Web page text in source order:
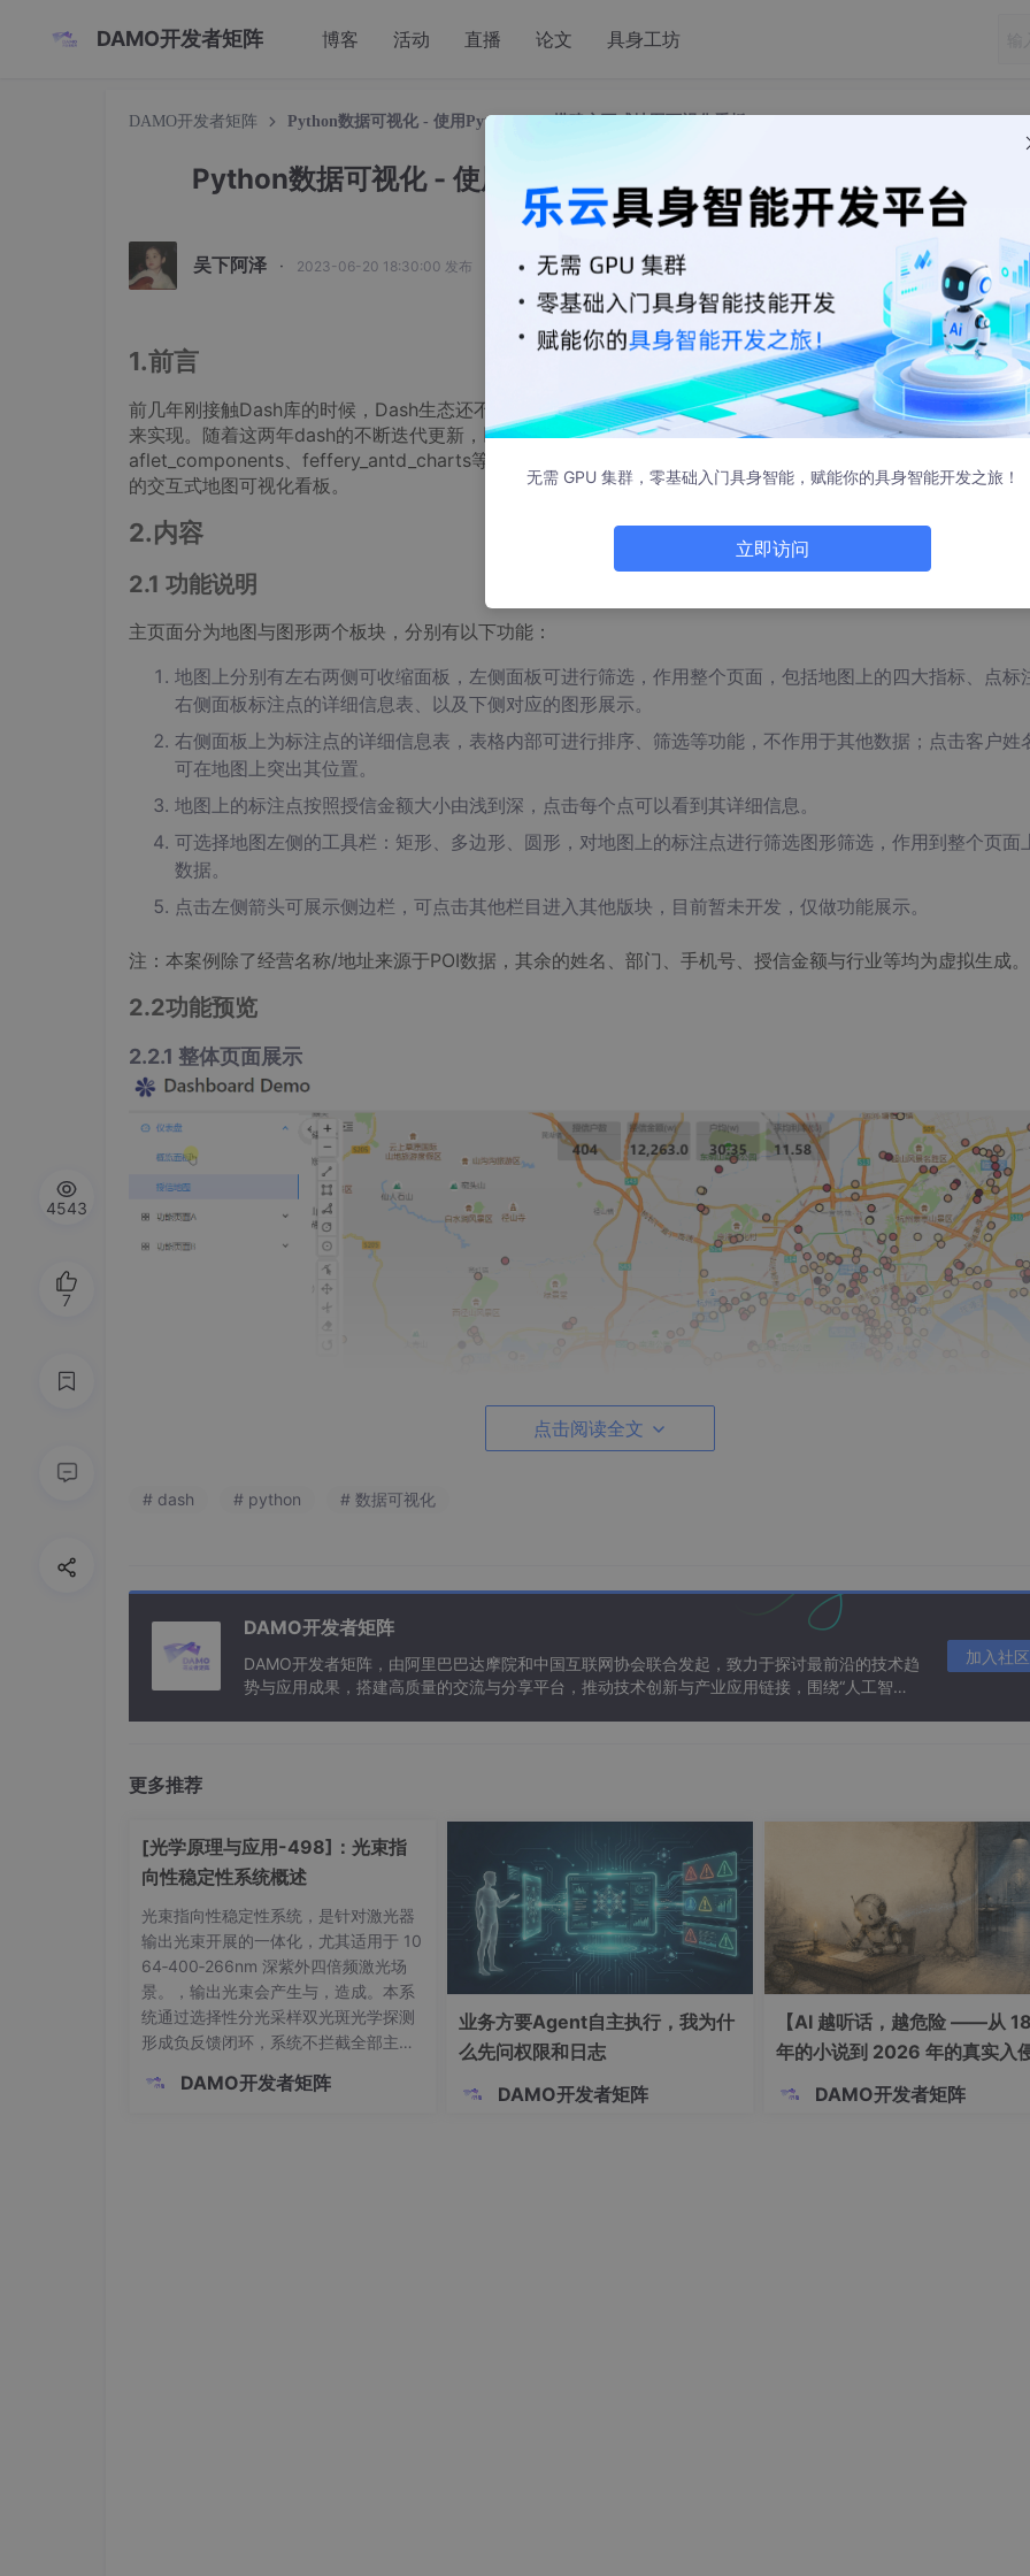
DAMO开发者矩阵 博客 活动 直播 论文 具身工坊
DAMO开发者矩阵 Python数据可视化 - 使用Python dash搭建交互式地图可视化看板
Python数据可视化 - 使用Python dash搭建交互式地图可视化看板
吴下阿泽 · 2023-06-20 18:30:00 发布
1.前言
前几年刚接触Dash库的时候，Dash生态还不太成熟，做些简单的web还行，复杂的、系统性还是得用flask或
来实现。随着这两年dash的不断迭代更新，以及dash大佬feffery相继开发了feffery_antd_components、
aflet_components、feffery_antd_charts等库，使用dash搭建web变得相对简单起来。遂来CSDN分享下近期
的交互式地图可视化看板。
2.内容
2.1 功能说明
主页面分为地图与图形两个板块，分别有以下功能：
地图上分别有左右两侧可收缩面板，左侧面板可进行筛选，作用整个页面，包括地图上的四大指标、点标
右侧面板标注点的详细信息表、以及下侧对应的图形展示。
右侧面板上为标注点的详细信息表，表格内部可进行排序、筛选等功能，不作用于其他数据；点击客户姓
可在地图上突出其位置。
地图上的标注点按照授信金额大小由浅到深，点击每个点可以看到其详细信息。
可选择地图左侧的工具栏：矩形、多边形、圆形，对地图上的标注点进行筛选图形筛选，作用到整个页面
数据。
点击左侧箭头可展示侧边栏，可点击其他栏目进入其他版块，目前暂未开发，仅做功能展示。
注：本案例除了经营名称/地址来源于POI数据，其余的姓名、部门、手机号、授信金额与行业等均为虚拟生成。
2.2功能预览
2.2.1 整体页面展示
点击阅读全文
# dash # python # 数据可视化
DAMO开发者矩阵
DAMO开发者矩阵，由阿里巴巴达摩院和中国互联网协会联合发起，致力于探讨最前沿的技术趋
势与应用成果，搭建高质量的交流与分享平台，推动技术创新与产业应用链接，围绕“人工智能
加入社区
更多推荐
[光学原理与应用-498]：光束指
向性稳定性系统概述
光束指向性稳定性系统，是针对激光器
输出光束开展的一体化，尤其适用于 10
64‑400‑266nm 深紫外四倍频激光场
景。，输出光束会产生与，造成。本系
统通过选择性分光采样双光斑光学探测
形成负反馈闭环，系统不拦截全部主激
接对外输出，仅。
DAMO开发者矩阵
业务方要Agent自主执行，我为什
么先问权限和日志
DAMO开发者矩阵
【AI 越听话，越危险 ——从
年的小说到 2026 年的真实入
横跨两百年的人机矛盾】
DAMO开发者矩阵
4543
7
无需 GPU 集群，零基础入门具身智能，赋能你的具身智能开发之旅！
立即访问